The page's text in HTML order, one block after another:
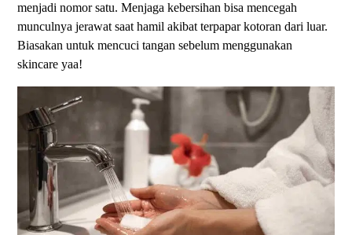
menjadi nomor satu. Menjaga kebersihan bisa mencegah
munculnya jerawat saat hamil akibat terpapar kotoran dari luar.
Biasakan untuk mencuci tangan sebelum menggunakan
skincare yaa!